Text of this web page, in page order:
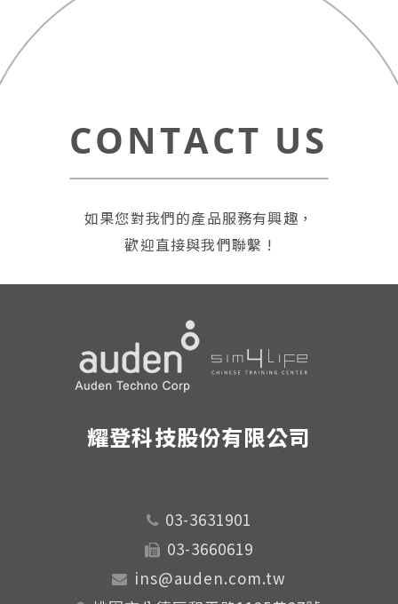
CONTACT US
如果您對我們的產品服務有興趣，
歡迎直接與我們聯繫 !
耀登科技股份有限公司
03-3631901
03-3660619
ins@auden.com.tw